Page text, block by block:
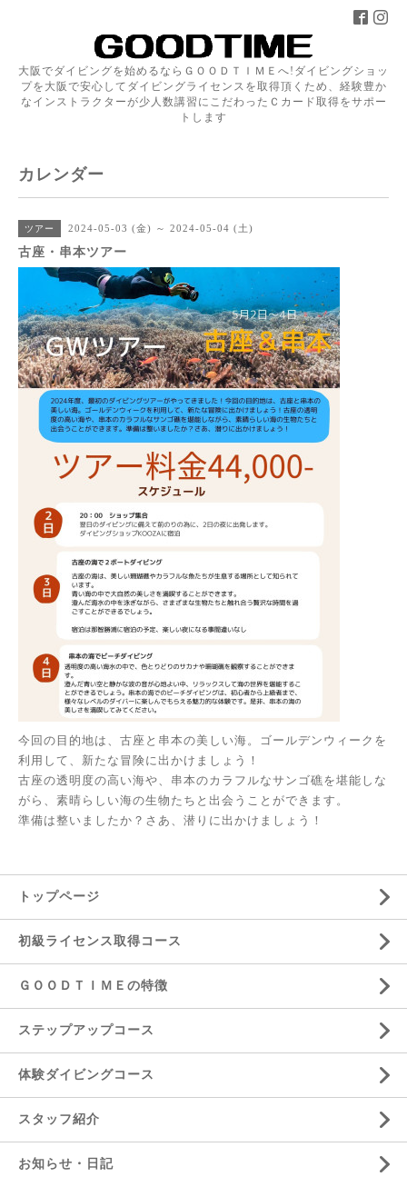
大阪でダイビングを始めるならＧＯＯＤＴＩＭＥへ!ダイビングショッ
プを大阪で安心してダイビングライセンスを取得頂くため、経験豊か
なインストラクターが少人数講習にこだわったＣカード取得をサポー
トします
カレンダー
ツアー 2024-05-03 (金) ～ 2024-05-04 (土)
古座・串本ツアー
今回の目的地は、古座と串本の美しい海。ゴールデンウィークを
利用して、新たな冒険に出かけましょう！
古座の透明度の高い海や、串本のカラフルなサンゴ礁を堪能しな
がら、素晴らしい海の生物たちと出会うことができます。
準備は整いましたか？さあ、潜りに出かけましょう！
トップページ
初級ライセンス取得コース
ＧＯＯＤＴＩＭＥの特徴
ステップアップコース
体験ダイビングコース
スタッフ紹介
お知らせ・日記